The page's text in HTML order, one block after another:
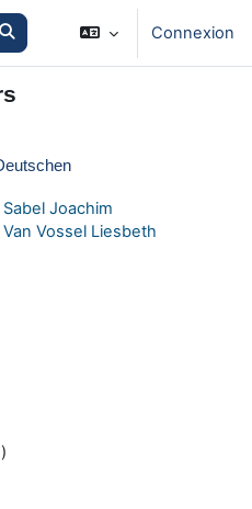
Search courses Connexion
Sabel Joachim
Van Vossel Liesbeth
)